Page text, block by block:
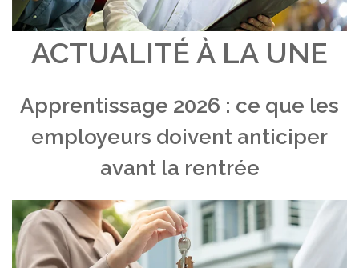
ACTUALITÉ À LA UNE
Apprentissage 2026 : ce que les
employeurs doivent anticiper
avant la rentrée